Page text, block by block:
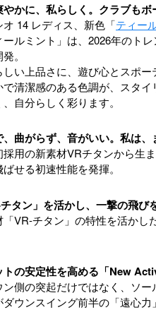
やかに、私らしく。クラブも
オ 14 レディス、新色「ティー
ールミント」は、2026年のト
。
い上品さに、遊び心とスポー
で清潔感のある色調が、スタ
自分らしく彩ります。
曲がらず、音がいい。私は、
採用の新素材VRチタンから生
ばせる初速性能を発揮。
チタン」を活かし、一撃の飛び
「VR-チタン」の特性を活かし
トの安定性を高める「New
ン側の突起だけではなく、ソー
ダウンスイング前半の「遠心